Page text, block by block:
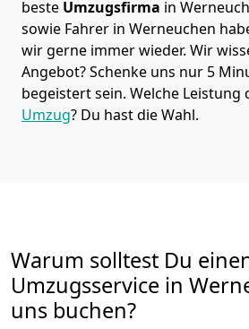
beste Umzugsfirma in
sowie Fahrer in Werneuchen
wir gerne immer wieder. Wir
Angebot? Schenke uns nur 5
begeistert sein. Welche Leistung
Umzug? Du hast die Wahl.
Warum solltest Du
Umzugsservice in
uns buchen?